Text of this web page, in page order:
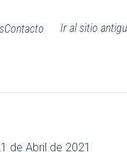
Contacto Ir al sitio
de Abril de 2021